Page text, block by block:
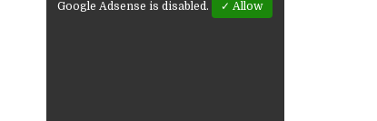
Google Adsense is disabled. ✓ Allow